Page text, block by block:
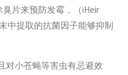
臭片来预防发霉，（iHeir
中提取的抗菌因子能够抑制
对小苍蝇等害虫有忌避效